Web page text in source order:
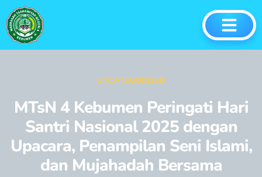
UNCATEGORIZED
MTsN 4 Kebumen Peringati Hari
Santri Nasional 2025 dengan
Upacara, Penampilan Seni Islami,
dan Mujahadah Bersama